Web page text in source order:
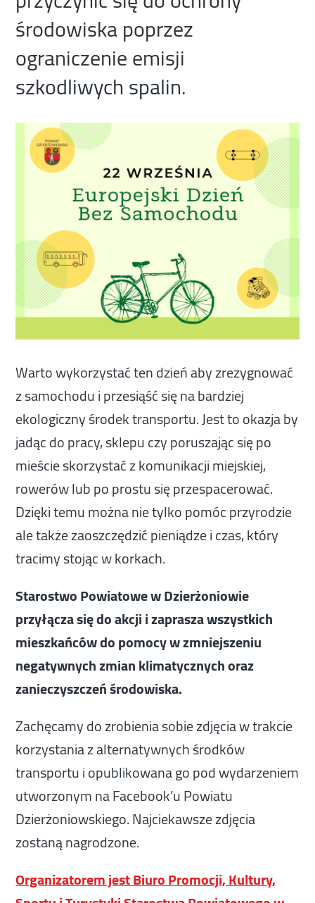
środowiska poprzez
ograniczenie emisji
szkodliwych spalin.
Warto wykorzystać ten dzień aby zrezygnować
z samochodu i przesiąść się na bardziej
ekologiczny środek transportu. Jest to okazja by
jadąc do pracy, sklepu czy poruszając się po
mieście skorzystać z komunikacji miejskiej,
rowerów lub po prostu się przespacerować.
Dzięki temu można nie tylko pomóc przyrodzie
ale także zaoszczędzić pieniądze i czas, który
tracimy stojąc w korkach.
Starostwo Powiatowe w Dzierżoniowie
przyłącza się do akcji i zaprasza wszystkich
mieszkańców do pomocy w zmniejszeniu
negatywnych zmian klimatycznych oraz
zanieczyszczeń środowiska.
Zachęcamy do zrobienia sobie zdjęcia w trakcie
korzystania z alternatywnych środków
transportu i opublikowana go pod wydarzeniem
utworzonym na Facebook’u Powiatu
Dzierżoniowskiego. Najciekawsze zdjęcia
zostaną nagrodzone.
Organizatorem jest Biuro Promocji, Kultury,